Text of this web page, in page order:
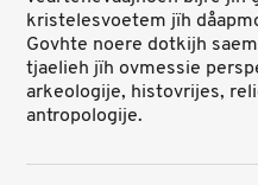
kristelesvoetem jïh
Govhte noere dotkijh
tjaelieh jïh ovmessie
arkeologije, histovrijes,
antropologije.